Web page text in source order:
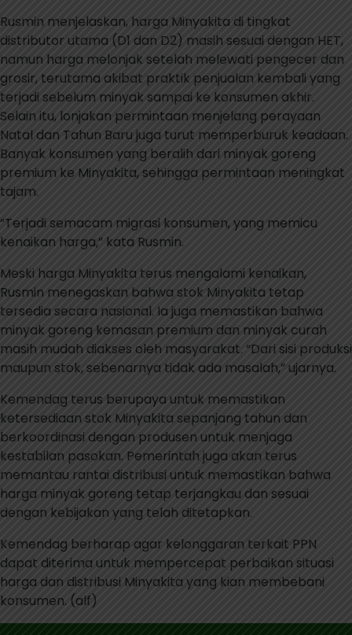
Rusmin menjelaskan, harga Minyakita di tingkat
distributor utama (D1 dan D2) masih sesuai dengan HET,
namun harga melonjak setelah melewati pengecer dan
grosir, terutama akibat praktik penjualan kembali yang
terjadi sebelum minyak sampai ke konsumen akhir.
Selain itu, lonjakan permintaan menjelang perayaan
Natal dan Tahun Baru juga turut memperburuk keadaan.
Banyak konsumen yang beralih dari minyak goreng
premium ke Minyakita, sehingga permintaan meningkat
tajam.
“Terjadi semacam migrasi konsumen, yang memicu
kenaikan harga,” kata Rusmin.
Meski harga Minyakita terus mengalami kenaikan,
Rusmin menegaskan bahwa stok Minyakita tetap
tersedia secara nasional. Ia juga memastikan bahwa
minyak goreng kemasan premium dan minyak curah
masih mudah diakses oleh masyarakat. “Dari sisi produksi
maupun stok, sebenarnya tidak ada masalah,” ujarnya.
Kemendag terus berupaya untuk memastikan
ketersediaan stok Minyakita sepanjang tahun dan
berkoordinasi dengan produsen untuk menjaga
kestabilan pasokan. Pemerintah juga akan terus
memantau rantai distribusi untuk memastikan bahwa
harga minyak goreng tetap terjangkau dan sesuai
dengan kebijakan yang telah ditetapkan.
Kemendag berharap agar kelonggaran terkait PPN
dapat diterima untuk mempercepat perbaikan situasi
harga dan distribusi Minyakita yang kian membebani
konsumen. (alf)